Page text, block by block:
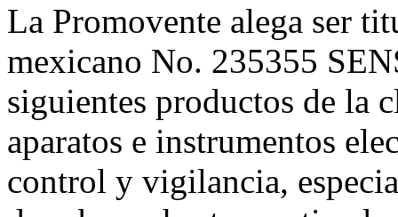
La Promovente alega ser
mexicano No. 235355
siguientes productos de la
aparatos e instrumentos
control y vigilancia,